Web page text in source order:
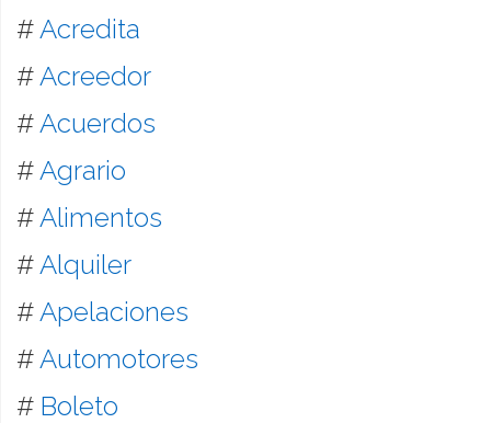
#Acredita
#Acreedor
#Acuerdos
#Agrario
#Alimentos
#Alquiler
#Apelaciones
#Automotores
# Boleto